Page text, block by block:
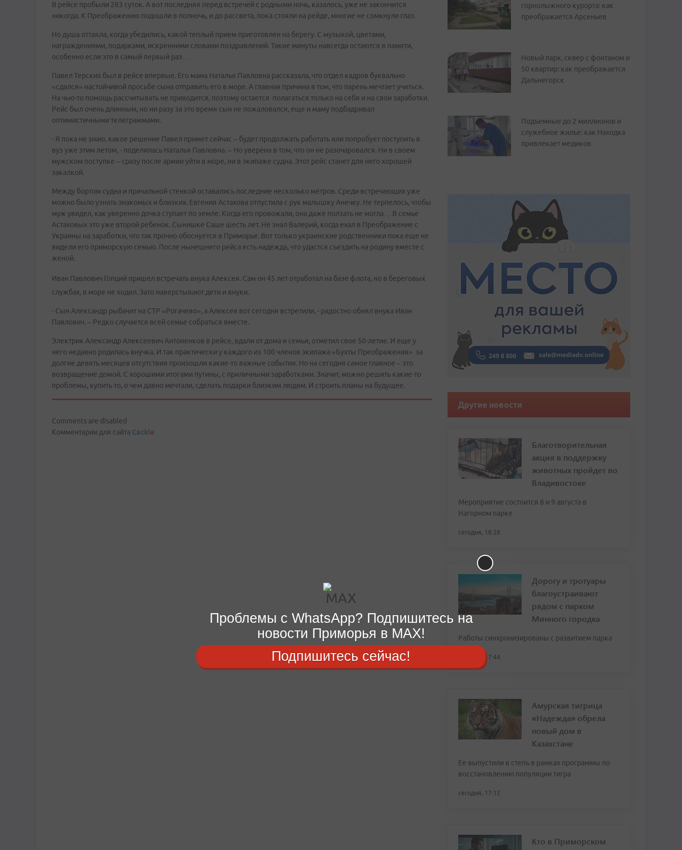
В рейсе пробыли 283 суток. А вот последняя перед встречей с родными ночь, казалось, уже не закончится
никогда. К Преображению подошли в полночь, и до рассвета, пока стояли на рейде, многие не сомкнули глаз.
Но душа оттаяла, когда убедились, какой теплый прием приготовлен на берегу. С музыкой, цветами,
награждениями, подарками, искренними словами поздравлений. Такие минуты навсегда остаются в памяти,
особенно если это в самый первый раз…
Павел Терских был в рейсе впервые. Его мама Наталья Павловна рассказала, что отдел кадров буквально
«сдался» настойчивой просьбе сына отправить его в море. А главная причина в том, что парень мечтает учиться.
На чью-то помощь рассчитывать не приходится, поэтому остается полагаться только на себя и на свои заработки.
Рейс был очень длинным, но ни разу за это время сын не пожаловался, еще и маму подбадривал
оптимистичными телеграммами.
- Я пока не знаю, какое решение Павел примет сейчас – будет продолжать работать или попробует поступить в
вуз уже этим летом, - поделилась Наталья Павловна. – Но уверена в том, что он не разочаровался. Ни в своем
мужском поступке – сразу после армии уйти в море, ни в экипаже судна. Этот рейс станет для него хорошей
закалкой.
Между бортом судна и причальной стенкой оставались последние несколько метров. Среди встречающих уже
можно было узнать знакомых и близких. Евгения Астахова отпустила с рук малышку Анечку. Не терпелось, чтобы
муж увидел, как уверенно дочка ступает по земле. Когда его провожали, она даже ползать не могла… В семье
Астаховых это уже второй ребенок. Сынишке Саше шесть лет. Не знал Валерий, когда ехал в Преображение с
Украины на заработки, что так прочно обоснуется в Приморье. Вот только украинские родственники пока еще не
видели его приморскую семью. После нынешнего рейса есть надежда, что удастся съездить на родину вместе с
женой.
Иван Павлович Гопций пришел встречать внука Алексея. Сам он 45 лет отработал на базе флота, но в береговых
службах, в море не ходил. Зато наверстывают дети и внуки.
- Сын Александр рыбачит на СТР «Рогачево», а Алексея вот сегодня встретили, - радостно обнял внука Иван
Павлович. – Редко случается всей семье собраться вместе.
Электрик Александр Алексеевич Антоненков в рейсе, вдали от дома и семьи, отметил свое 50-летие. И еще у
него недавно родилась внучка. И так практически у каждого из 100 членов экипажа «Бухты Преображения» за
долгие девять месяцев отсутствия произошли какие-то важные события. Но на сегодня самое главное – это
возвращение домой. С хорошими итогами путины, с приличными заработками. Значит, можно решить какие-то
проблемы, купить то, о чем давно мечтали, сделать подарки близким людям. И строить планы на будущее.
Comments are disabled
Комментарии для сайта Cackle
горнолыжного курорта: как
преображается Арсеньев
Новый парк, сквер с фонтаном и
50 квартир: как преображается
Дальнегорск
Подъемные до 2 миллионов и
служебное жилье: как Находка
привлекает медиков
Другие новости
Благотворительная
акция в поддержку
животных пройдет во
Владивостоке
Мероприятие состоится 8 и 9 августа в
Нагорном парке
сегодня, 18:28
Дорогу и тротуары
благоустраивают
рядом с парком
Минного городка
Работы синхронизированы с развитием парка
сегодня, 17:44
Амурская тигрица
«Надежда» обрела
новый дом в
Казахстане
Ее выпустили в степь в рамках программы по
восстановлению популяции тигра
сегодня, 17:12
Кто в Приморском
Проблемы с WhatsApp? Подпишитесь на
новости Приморья в MAX!
Подпишитесь сейчас!